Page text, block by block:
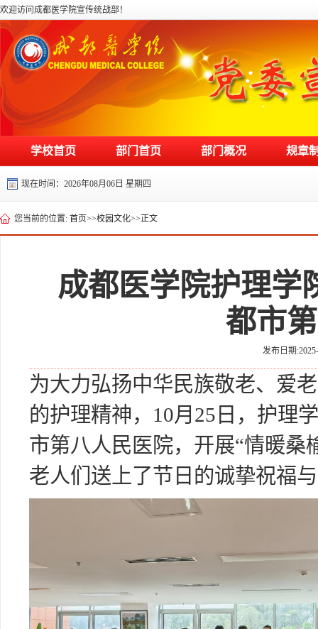
欢迎访问成都医学院宣传统战部！
学校首页 部门首页 部门概况 规章
现在时间： 2026年08月06日 星期四
您当前的位置: 首页>>校园文化>>正文
成都医学院护理学
都市
发布日期
为大力弘扬中华民族敬老、爱
的护理精神，10月25日，护理
市第八人民医院，开展“情暖桑
老人们送上了节日的诚挚祝福